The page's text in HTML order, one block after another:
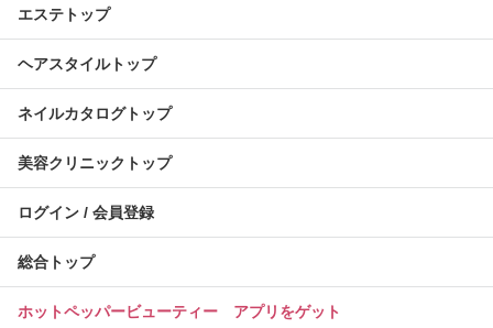
エステトップ
ヘアスタイルトップ
ネイルカタログトップ
美容クリニックトップ
ログイン / 会員登録
総合トップ
ホットペッパービューティー アプリをゲット